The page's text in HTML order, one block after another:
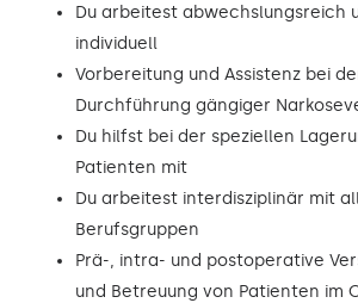
Du arbeitest abwechslungsreich
individuell
Vorbereitung und Assistenz bei
Durchführung gängiger
Du hilfst bei der speziellen
Patienten mit
Du arbeitest interdisziplinär mit
Berufsgruppen
Prä-, intra- und postoperative
und Betreuung von Patienten im